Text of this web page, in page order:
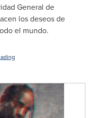
General de
los deseos de
el mundo.